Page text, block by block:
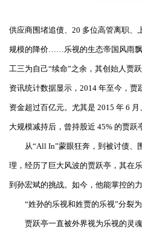
供应商围堵追债、20 多位高管离职、
规模的降价……乐视的生态帝国风雨飘
工三为自己“续命”之余，其创始人贾
资讯统计数据显示，2014 年至今，贾
资金超过百亿元。尤其是 2015 年 6
大规模减持后，曾持股近 45% 的贾跃
从“All In”蒙眼狂奔，到被讨债、
理，经历了巨大风波的贾跃亭，其在
到孙宏斌的挑战。如今，他能掌控的
“姓孙的乐视和姓贾的乐视”分裂为
贾跃亭一直被外界视为乐视的灵魂